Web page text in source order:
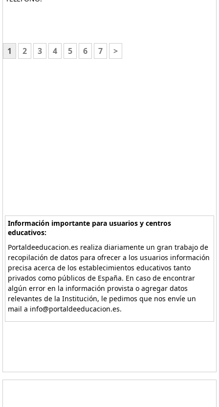
1 2 3 4 5 6 7 >
Información importante para usuarios y centros
educativos:
Portaldeeducacion.es realiza diariamente un gran trabajo de
recopilación de datos para ofrecer a los usuarios información
precisa acerca de los establecimientos educativos tanto
privados como públicos de España. En caso de encontrar
algún error en la información provista o agregar datos
relevantes de la Institución, le pedimos que nos envíe un
mail a info@portaldeeducacion.es.